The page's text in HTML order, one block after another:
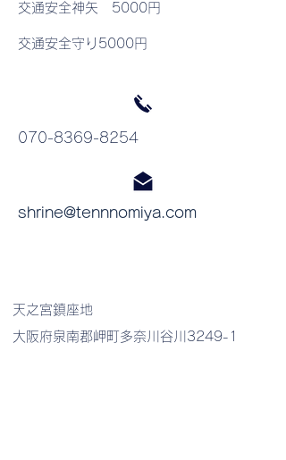
​交通安全神矢 5000円
交通安全守り5000円
​070-8369-8254
shrine@tennnomiya.com
​天之宮鎮座地
大阪府泉南郡岬町多奈川谷川3249-1